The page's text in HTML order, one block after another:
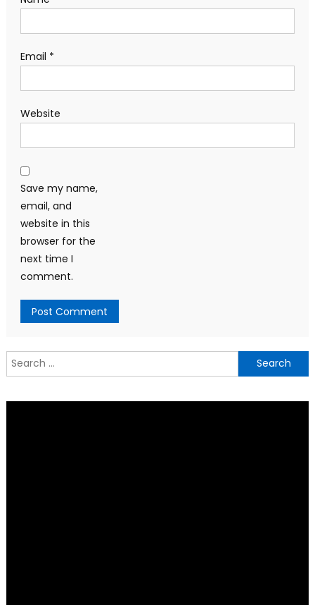
Email *
Website
Save my name,
email, and
website in this
browser for the
next time I
comment.
Search
for: